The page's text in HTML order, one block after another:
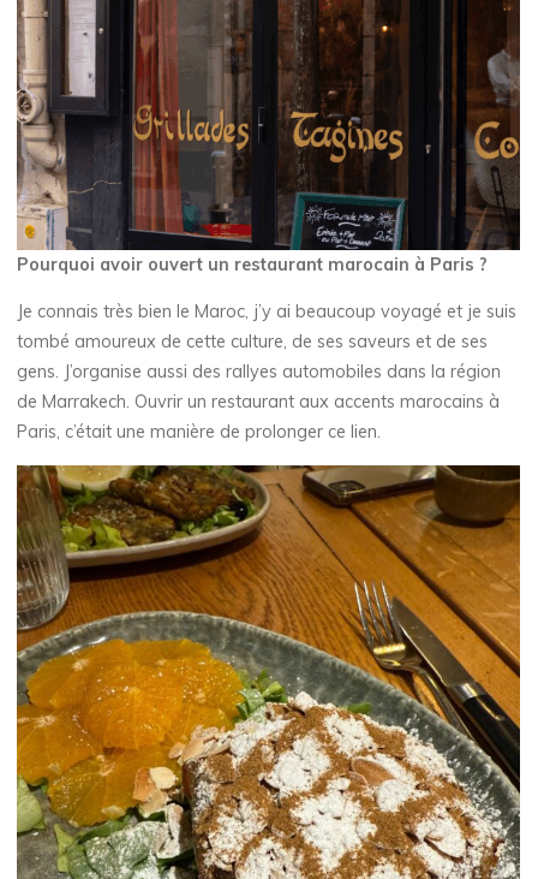
Pourquoi avoir ouvert un restaurant marocain à Paris ?
Je connais très bien le Maroc, j’y ai beaucoup voyagé et je suis
tombé amoureux de cette culture, de ses saveurs et de ses
gens. J’organise aussi des rallyes automobiles dans la région
de Marrakech. Ouvrir un restaurant aux accents marocains à
Paris, c’était une manière de prolonger ce lien.